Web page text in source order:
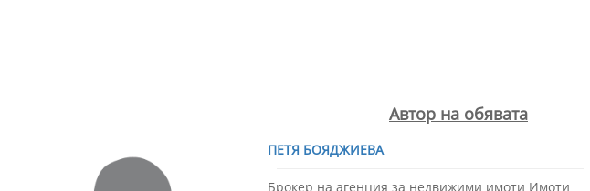
Автор на обявата
ПЕТЯ БОЯДЖИЕВА
Брокер на агенция за недвижими имоти Имоти